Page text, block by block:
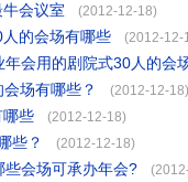
会议室 (2012-12-18)
的会场有哪些 (2012-12-
会用的剧院式30人的会
场有哪些？
(2012-12-18)
哪些 (2012-12-18)
些？ (2012-12-18)
会场可承办年会?